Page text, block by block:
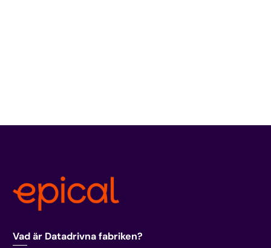
Vad är Datadrivna fabriken?